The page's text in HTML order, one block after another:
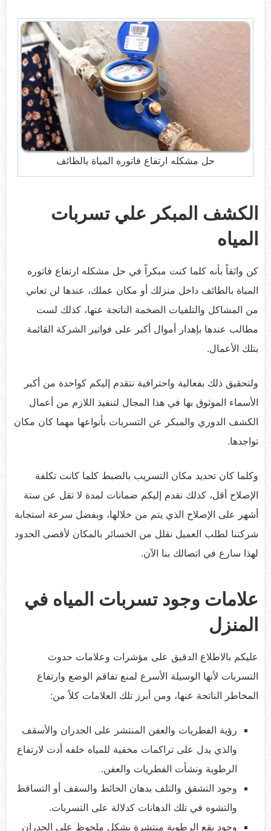
حل مشكله ارتفاع فاتوره المياة بالطائف
الكشف المبكر علي تسربات
المياه
كن واثقاً بأنه كلما كنت مبكراً في حل مشكله ارتفاع فاتوره
المياة بالطائف داخل منزلك أو مكان عملك، عندها لن تعاني
من المشاكل والتلفيات الضخمة الناتجة عنها، كذلك لست
مطالب عندها بإهدار أموال أكبر على فواتير الشركة القائمة
بتلك الأعمال.
ولتحقيق ذلك بفعالية واحترافية نتقدم إليكم كواحدة من أكبر
الأسماء الموثوق بها في هذا المجال لتنفيذ اللازم من أعمال
الكشف الدوري والمبكر عن التسربات بأنواعها مهما كان مكان
تواجدها.
وكلما كان تحديد مكان التسريب بالضبط كلما كانت تكلفة
الإصلاح أقل، كذلك نقدم إليكم ضمانات لمدة لا تقل عن ستة
أشهر على الإصلاح الذي يتم من خلالها، وبفضل سرعة استجابة
شركتنا لطلب العميل نقلل من الخسائر بالمكان لأقصى الحدود
لهذا سارع في اتصالك بنا الآن.
علامات وجود تسربات المياه في
المنزل
عليكم بالاطلاع الدقيق على مؤشرات وعلامات حدوث
التسربات لأنها الوسيلة الأسرع لمنع تفاقم الوضع وارتفاع
المخاطر الناتجة عنها، ومن أبرز تلك العلامات كلاً من:
رؤية الفطريات والعفن المنتشر على الجدران والأسقف
والذي يدل على تراكمات مخفية للمياه خلفه أدت لارتفاع
الرطوبة ونشأت الفطريات والعفن.
وجود التشقق والتلف بدهان الحائط والسقف أو التساقط
والتشوه في تلك الدهانات كدلالة على التسربات.
وجود بقع الرطوبة منتشرة بشكل ملحوظ على الجدران